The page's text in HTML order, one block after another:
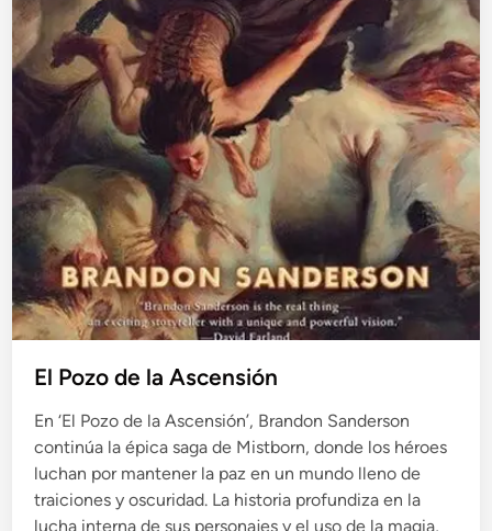
El Pozo de la Ascensión
En ‘El Pozo de la Ascensión’, Brandon Sanderson
continúa la épica saga de Mistborn, donde los héroes
luchan por mantener la paz en un mundo lleno de
traiciones y oscuridad. La historia profundiza en la
lucha interna de sus personajes y el uso de la magia,